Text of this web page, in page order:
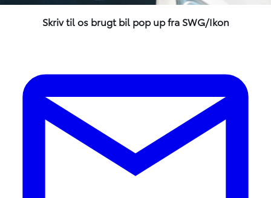
Skriv til os brugt bil pop up fra SWG/Ikon